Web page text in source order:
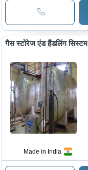
Made in India
गैस स्टोरेज एंड हैंडलिंग सिस्टम